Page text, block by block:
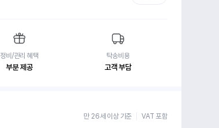
정비/관리 혜택
부분 제공
탁송비용
고객 부담
만 26세 이상 기준 VAT 포함